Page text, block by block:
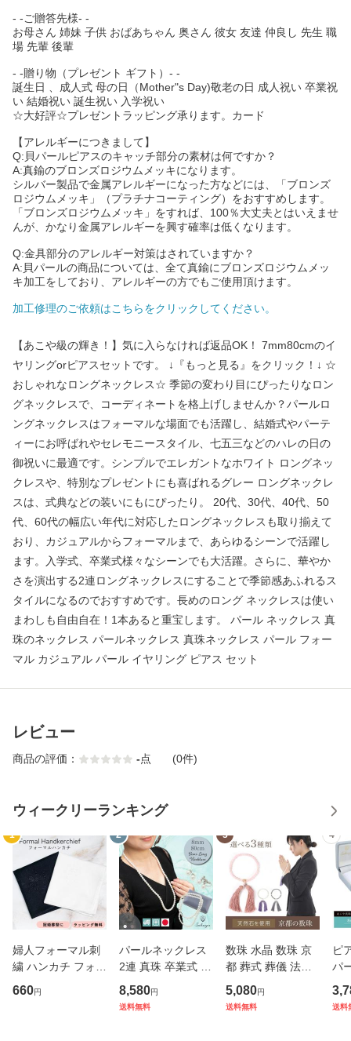
- -ご贈答先様- -
お母さん 姉妹 子供 おばあちゃん 奥さん 彼女 友達 仲良し 先生 職
場 先輩 後輩
- -贈り物（プレゼント ギフト）- -
誕生日 、成人式 母の日（Mother"s Day)敬老の日 成人祝い 卒業祝
い 結婚祝い 誕生祝い 入学祝い
☆大好評☆プレゼントラッピング承ります。カード
【アレルギーにつきまして】
Q:貝パールピアスのキャッチ部分の素材は何ですか？
A:真鍮のブロンズロジウムメッキになります。
シルバー製品で金属アレルギーになった方などには、「ブロンズ
ロジウムメッキ」（プラチナコーティング）をおすすめします。
「ブロンズロジウムメッキ」をすれば、100％大丈夫とはいえませ
んが、かなり金属アレルギーを興す確率は低くなります。
Q:金具部分のアレルギー対策はされていますか？
A:貝パールの商品については、全て真鍮にブロンズロジウムメッ
キ加工をしており、アレルギーの方でもご使用頂けます。
加工修理のご依頼はこちらをクリックしてください。
【あこや級の輝き！】気に入らなければ返品OK！ 7mm80cmのイ
ヤリングorピアスセットです。 ↓『もっと見る』をクリック！↓ ☆
おしゃれなロングネックレス☆ 季節の変わり目にぴったりなロン
グネックレスで、コーディネートを格上げしませんか？パールロ
ングネックレスはフォーマルな場面でも活躍し、結婚式やパーテ
ィーにお呼ばれやセレモニースタイル、七五三などのハレの日の
御祝いに最適です。シンプルでエレガントなホワイト ロングネッ
クレスや、特別なプレゼントにも喜ばれるグレー ロングネックレ
スは、式典などの装いにもにぴったり。 20代、30代、40代、50
代、60代の幅広い年代に対応したロングネックレスも取り揃えて
おり、カジュアルからフォーマルまで、あらゆるシーンで活躍し
ます。入学式、卒業式様々なシーンでも大活躍。さらに、華やか
さを演出する2連ロングネックレスにすることで季節感あふれるス
タイルになるのでおすすめです。長めのロング ネックレスは使い
まわしも自由自在！1本あると重宝します。 パール ネックレス 真
珠のネックレス パールネックレス 真珠ネックレス パール フォー
マル カジュアル パール イヤリング ピアス セット
レビュー
商品の評価： -点 (0件)
ウィークリーランキング
1
婦人フォーマル刺
繍 ハンカチ フォー
マル 刺繍 セレモニ
ー カジュアル レデ
660円
2
パールネックレス
2連 真珠 卒業式 入
学式 結婚式 ロング
フォーマル プレゼ
8,580円
送料無料
3
数珠 水晶 数珠 京
都 葬式 葬儀 法事
法要 通夜 京都のお
しゃれな本格念珠
5,080円
送料無料
4
ピ
パ
ー
送料